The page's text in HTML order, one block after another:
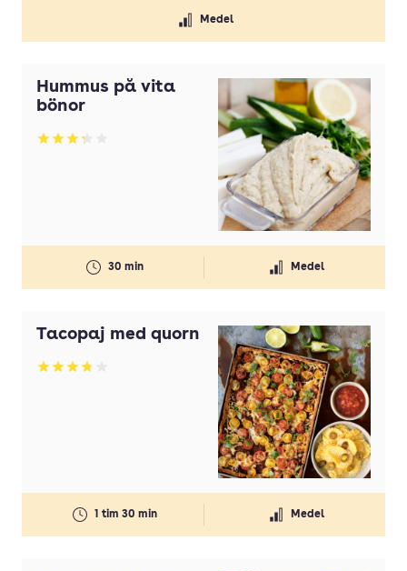
Ägg
Medel
Hummus på vita
bönor
Betyg: 3.28 av 5
30 min Medel
Tacopaj med quorn
Betyg: 3.8 av 5
1 tim 30 min Medel